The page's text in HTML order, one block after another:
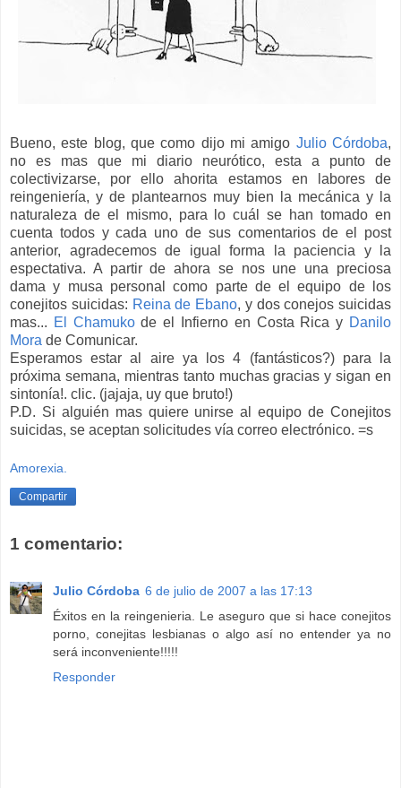
Bueno, este blog, que como dijo mi amigo Julio Córdoba,
no es mas que mi diario neurótico, esta a punto de
colectivizarse, por ello ahorita estamos en labores de
reingeniería, y de plantearnos muy bien la mecánica y la
naturaleza de el mismo, para lo cuál se han tomado en
cuenta todos y cada uno de sus comentarios de el post
anterior, agradecemos de igual forma la paciencia y la
espectativa. A partir de ahora se nos une una preciosa
dama y musa personal como parte de el equipo de los
conejitos suicidas: Reina de Ebano, y dos conejos suicidas
mas... El Chamukode el Infierno en Costa Rica y Danilo
Mora de Comunicar.
Esperamos estar al aire ya los 4 (fantásticos?) para la
próxima semana, mientras tanto muchas gracias y sigan en
sintonía!. clic. (jajaja, uy que bruto!)
P.D. Si alguién mas quiere unirse al equipo de Conejitos
suicidas, se aceptan solicitudes vía correo electrónico. =s
Amorexia.
Compartir
1 comentario:
Julio Córdoba 6 de julio de 2007 a las 17:13
Éxitos en la reingenieria. Le aseguro que si hace conejitos
porno, conejitas lesbianas o algo así no entender ya no
será inconveniente!!!!!
Responder